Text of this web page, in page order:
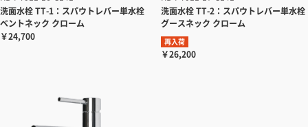
洗面水栓TT-1：スパウトレバー単水栓
ベントネック クローム
￥24,700
洗面水栓TT-2：スパウトレバー単水栓
グースネック クローム
再入荷
￥26,200